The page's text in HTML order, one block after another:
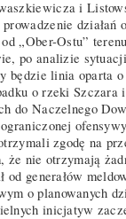
i
działań
„Ober-Ostu”
po analizie
będzie linia oparta
o rzeki Szczara i
do Naczelnego
zgodę na
że nie otrzymają
od generałów
o planowanych
inicjatyw